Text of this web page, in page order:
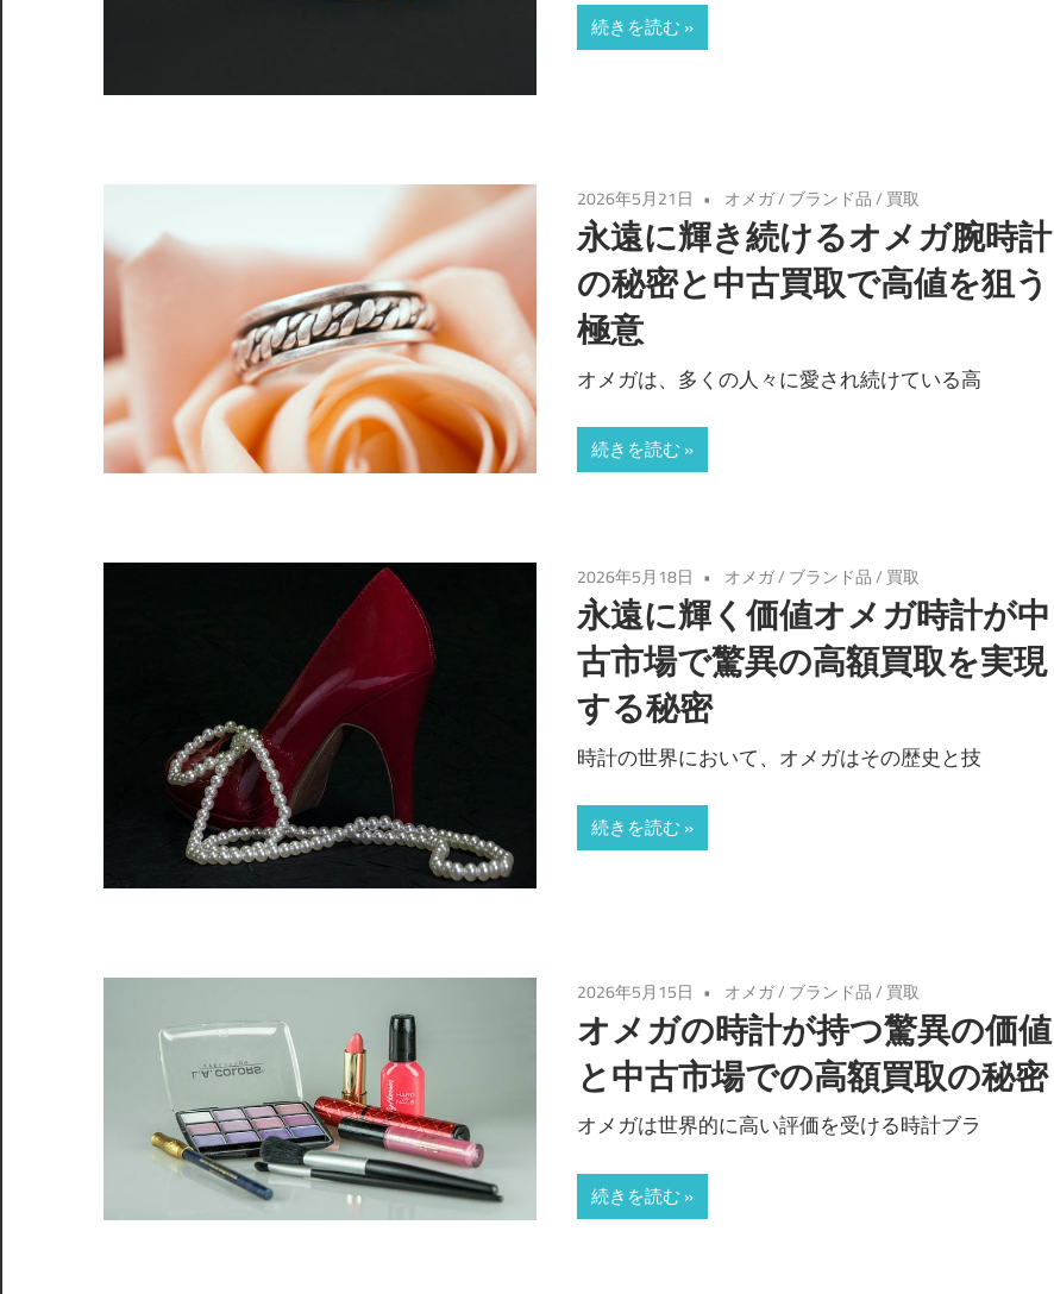
続きを読む
2026年5月21日 オメガ/ ブランド品/ 買取
永遠に輝き続けるオメガ腕時計
の秘密と中古買取で高値を狙う
極意
オメガは、多くの人々に愛され続けている高
続きを読む
2026年5月18日 オメガ/ ブランド品/ 買取
永遠に輝く価値オメガ時計が中
古市場で驚異の高額買取を実現
する秘密
時計の世界において、オメガはその歴史と技
続きを読む
2026年5月15日 オメガ/ ブランド品/ 買取
オメガの時計が持つ驚異の価値
と中古市場での高額買取の秘密
オメガは世界的に高い評価を受ける時計ブラ
続きを読む